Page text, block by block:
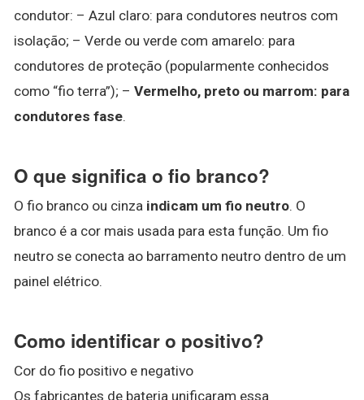
condutor: – Azul claro: para condutores neutros com
isolação; – Verde ou verde com amarelo: para
condutores de proteção (popularmente conhecidos
como “fio terra”); – Vermelho, preto ou marrom: para
condutores fase.
O que significa o fio branco?
O fio branco ou cinza indicam um fio neutro. O
branco é a cor mais usada para esta função. Um fio
neutro se conecta ao barramento neutro dentro de um
painel elétrico.
Como identificar o positivo?
Cor do fio positivo e negativo
Os fabricantes de bateria unificaram essa